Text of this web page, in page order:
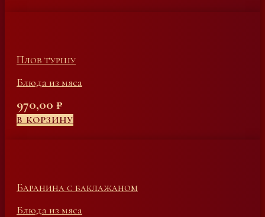
Плов туршу
Блюда из мяса
970,00 ₽
В КОРЗИНУ
Баранина с баклажаном
Блюда из мяса